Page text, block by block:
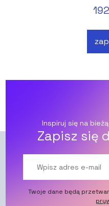
Inspiruj się na
Zapisz się
Twoje dane będą